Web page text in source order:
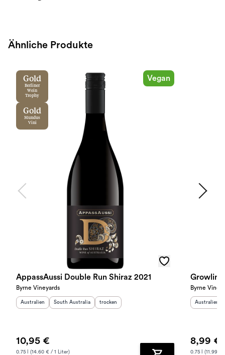
Ähnliche Produkte
Gold
Berliner
Wein
Trophy
Gold
Mundus
Vini
Vegan
AppassAussi Double Run Shiraz 2021
Byrne Vineyards
Herkunftsland :
Australien Herkunftsregion
South Australia Geschmack
trocken
10,95 €
0.75 l (14.60 € / 1 Liter)
Growling
Byrne
Australien
8,99 €
0.75 l (11.99 €